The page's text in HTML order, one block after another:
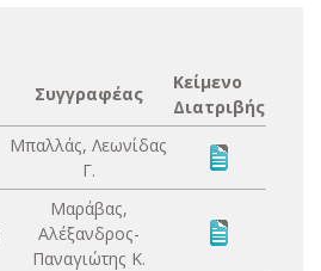
Συγγραφέας
Κείμενο
Διατριβής
Μπαλλάς, Λεωνίδας
Γ.
Μαράβας,
Αλέξανδρος-
Παναγιώτης Κ.